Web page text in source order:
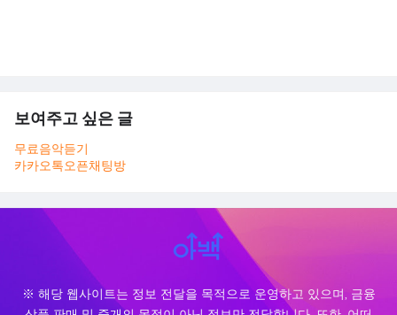
보여주고 싶은 글
무료음악듣기
카카오톡오픈채팅방
※ 해당 웹사이트는 정보 전달을 목적으로 운영하고 있으며, 금융